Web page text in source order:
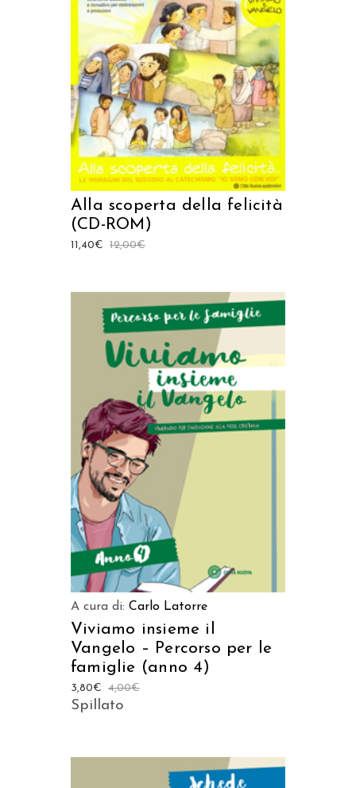
AGGIUNGI AL CARRELLO
Alla scoperta della felicità
(CD-ROM)
12,00€
11,40€
AGGIUNGI AL CARRELLO
A cura di: Carlo Latorre
Viviamo insieme il
Vangelo – Percorso per le
famiglie (anno 4)
4,00€
3,80€
Spillato